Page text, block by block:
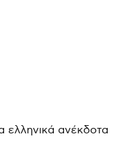
ελληνικά ανέκδοτα